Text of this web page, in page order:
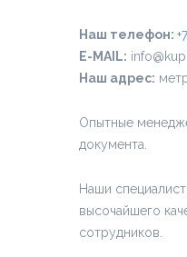
Наш телефон:
E-MAIL:
Наш адрес:
Опытные
документа.
Наши
высочайшего
сотрудников.